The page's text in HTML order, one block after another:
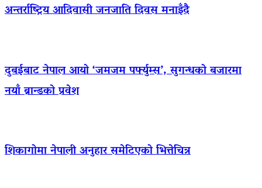
अन्तर्राष्ट्रिय आदिवासी जनजाति दिवस मनाइँदै
दुबईबाट नेपाल आयो ‘जमजम पर्फ्युम्स’, सुगन्धको बजारमा
नयाँ ब्रान्डको प्रवेश
शिकागोमा नेपाली अनुहार समेटिएको भित्तेचित्र